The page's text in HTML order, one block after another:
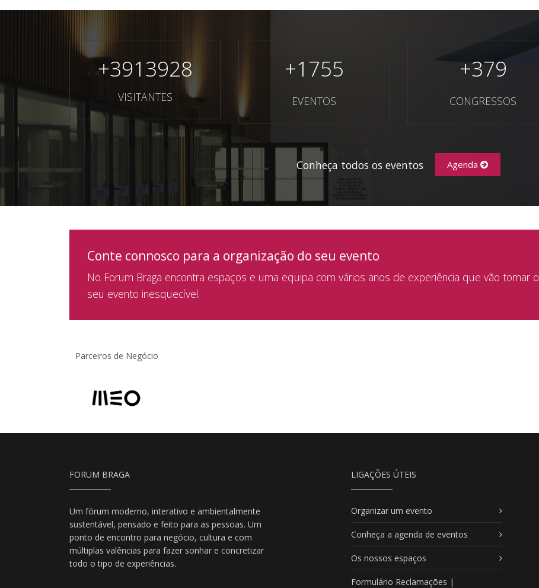
+3913928
VISITANTES
+1755
EVENTOS
+379
CONGRESSOS
Conheça todos os eventos Agenda
Conte connosco para a organização do seu evento
No Forum Braga encontra espaços e uma equipa com vários anos de experiência que vão tornar o
seu evento inesquecível.
Parceiros de Negócio
FORUM BRAGA
Um fórum moderno, interativo e ambientalmente
sustentável, pensado e feito para as pessoas. Um
ponto de encontro para negócio, cultura e com
múltiplas valências para fazer sonhar e concretizar
todo o tipo de experiências.
LIGAÇÕES ÚTEIS
Organizar um evento
Conheça a agenda de eventos
Os nossos espaços
Formulário Reclamações |